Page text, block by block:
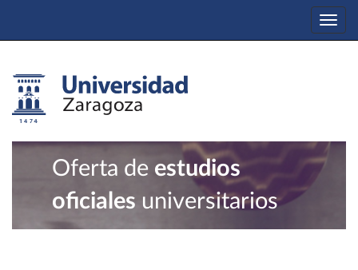
Oferta de estudios
oficiales universitarios